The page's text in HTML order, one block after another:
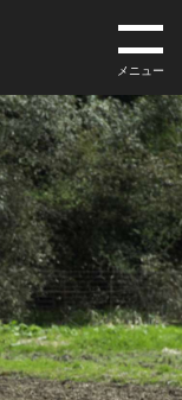
メニュー
トップページ
倉氏遺跡博物館
一乗谷朝倉氏遺跡